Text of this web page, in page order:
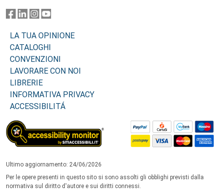
LA TUA OPINIONE
CATALOGHI
CONVENZIONI
LAVORARE CON NOI
LIBRERIE
INFORMATIVA PRIVACY
ACCESSIBILITÁ
Ultimo aggiornamento: 24/06/2026
Per le opere presenti in questo sito si sono assolti gli obblighi previsti dalla
normativa sul diritto d'autore e sui diritti connessi.